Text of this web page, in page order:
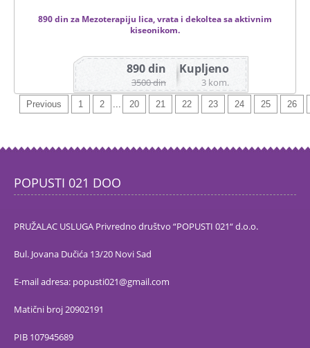
890 din za Mezoterapiju lica, vrata i dekoltea sa aktivnim
kiseonikom.
Kupljeno
3 kom.
890 din
3500 din
Ukupan broj ponuda 788
Previous 1 2 20 21 22 23 24 25 26
POPUSTI 021 DOO
PRUŽALAC USLUGA Privredno društvo “POPUSTI 021“ d.o.o.
Bul. Jovana Dučića 13/20 Novi Sad
E-mail adresa: popusti021@gmail.com
Matični broj 20902191
PIB 107945689